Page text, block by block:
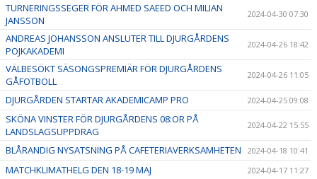
TURNERINGSSEGER FÖR AHMED SAEED OCH MILIAN
JANSSON
2024-04-30 07:30
ANDREAS JOHANSSON ANSLUTER TILL DJURGÅRDENS
POJKAKADEMI
2024-04-26 18:42
VÄLBESÖKT SÄSONGSPREMIÄR FÖR DJURGÅRDENS
GÅFOTBOLL
2024-04-26 11:05
DJURGÅRDEN STARTAR AKADEMICAMP PRO 2024-04-25 09:08
SKÖNA VINSTER FÖR DJURGÅRDENS 08:OR PÅ
LANDSLAGSUPPDRAG
2024-04-22 15:55
BLÅRANDIG NYSATSNING PÅ CAFETERIAVERKSAMHETEN 2024-04-18 10:41
MATCHKLIMATHELG DEN 18-19 MAJ 2024-04-17 11:27